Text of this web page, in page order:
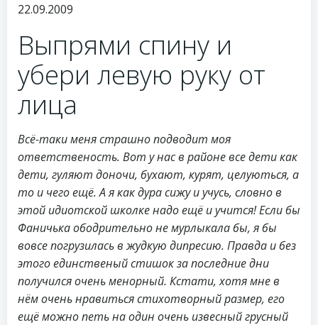
22.09.2009
Выпрями спину и
убери левую руку от
лица
Всё-таки меня страшно подводит моя
ответственость. Вот у нас в районе все дети как
дети, гуляют доночи, бухают, курят, целуються, а
то и чего ещё. А я как дура сижу и учусь, словно в
этой идиотской школке надо ещё и учится! Если бы
Фаничька ободрительно не мурлыкала бы, я бы
вовсе погрузилась в жудкую дипресию. Правда и без
этого единственый стишок за последние дни
получился очень менорный. Кстати, хотя мне в
нём очень нравиться стихотворный размер, его
ещё можно петь на один очень извесный грусный